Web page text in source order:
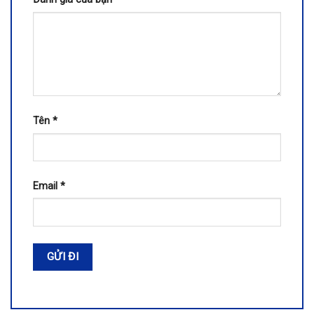
Tên *
Email *